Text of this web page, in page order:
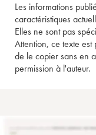
Les informations
caractéristiques
Elles ne sont pas
Attention, ce texte
de le copier sans en
permission à l'auteur.